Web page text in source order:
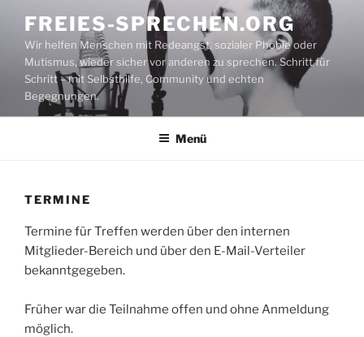
Inhalt
springen
FREIES-SPRECHEN.ORG
Wir helfen Menschen mit Redeangst, sozialer Phobie oder
Mutismus, wieder sicher vor anderen zu sprechen. Schritt für
Schritt – mit Selbsthilfe, Community und echten
Begegnungen.
Menü
TERMINE
Termine für Treffen werden über den internen
Mitglieder-Bereich und über den E-Mail-Verteiler
bekanntgegeben.
Früher war die Teilnahme offen und ohne Anmeldung
möglich.